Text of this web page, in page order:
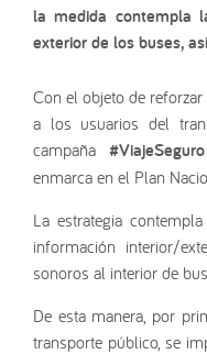
la medida contempla
exterior de los buses,
Con el objeto de
a los usuarios del
campaña #ViajeSeguro
enmarca en el Plan
La estrategia
información interior/
sonoros al interior de
De esta manera, por
transporte público, se